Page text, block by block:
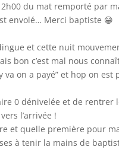
du mat remporté par
envolé… Merci baptiste 😁
et cette nuit
bon c’est mal nous
va on a payé” et hop on est
0 dénivelée et de
l’arrivée !
et quelle première pour
à tenir la mains de